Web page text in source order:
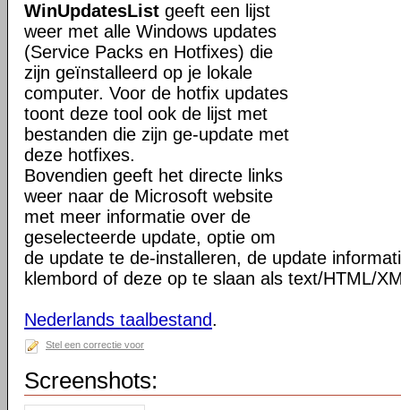
WinUpdatesList geeft een lijst
weer met alle Windows updates
(Service Packs en Hotfixes) die
zijn geïnstalleerd op je lokale
computer. Voor de hotfix updates
toont deze tool ook de lijst met
bestanden die zijn ge-update met
deze hotfixes.
Bovendien geeft het directe links
weer naar de Microsoft website
met meer informatie over de
geselecteerde update, optie om
de update te de-installeren, de update
klembord of deze op te slaan als text/HTML/
Nederlands taalbestand.
Stel een correctie voor
Screenshots: